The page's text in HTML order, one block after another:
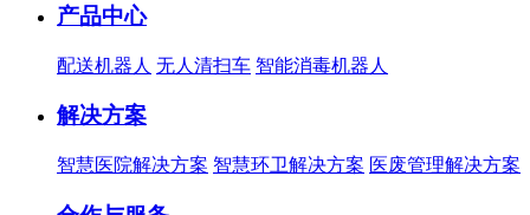
产品中心
配送机器人 无人清扫车 智能消毒机器人
解决方案
智慧医院解决方案 智慧环卫解决方案 医废管理解决方案